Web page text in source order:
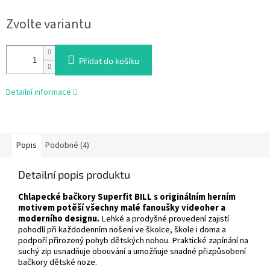
cena:
Zvolte variantu
Přidat do košíku
Detailní informace
Popis Podobné (4)
Detailní popis produktu
Chlapecké bačkory Superfit BILL s originálním herním
motivem potěší všechny malé fanoušky videoher a
moderního designu.Lehké a prodyšné provedení zajistí
pohodlí při každodenním nošení ve školce, škole i doma a
podpoří přirozený pohyb dětských nohou. Praktické zapínání na
suchý zip usnadňuje obouvání a umožňuje snadné přizpůsobení
bačkory dětské noze.